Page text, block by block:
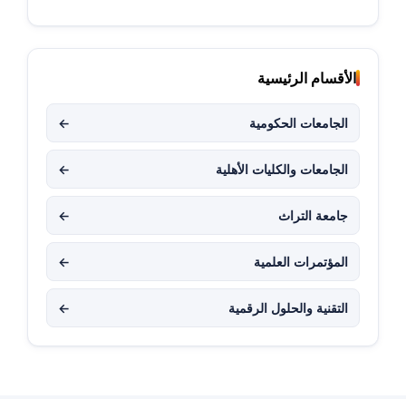
الأقسام الرئيسية
الجامعات الحكومية ←
الجامعات والكليات الأهلية ←
جامعة التراث ←
المؤتمرات العلمية ←
التقنية والحلول الرقمية ←